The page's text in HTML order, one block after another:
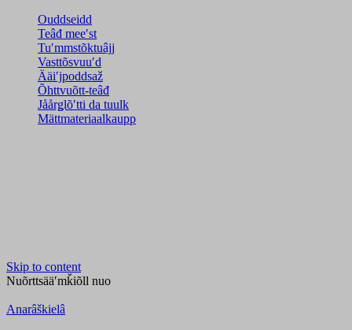
Ouddseidd
Teâđ meeʹst
Tuʹmmstõktuâjj
Vasttõsvuuʹd
Ääiʹjpoddsaž
Õhttvuõtt-teâđ
Jåårǥlõʹtti da tuulk
Mättmateriaalkaupp
Skip to content
Nuõrttsääʹmǩiõll nuo
Anarâškielâ